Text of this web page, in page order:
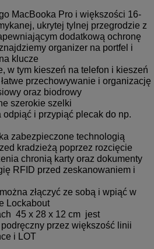
MacBooka Pro i większości 16-
ukrytej tylnej przegrodzie z
dodatkową ochronę
organizer na portfel i
klucze
w tym kieszeń na telefon i kieszeń
przechowywanie i organizację
oraz biodrowy
szerokie szelki
i przypiąć plecak do np.
zabezpieczone technologią
kradzieżą poprzez rozcięcie
chronią karty oraz dokumenty
RFID przed zeskanowaniem i
złączyć ze sobą i wpiąć w
Lockabout
45 x 28 x 12 cm jest
przez większość linii
i LOT